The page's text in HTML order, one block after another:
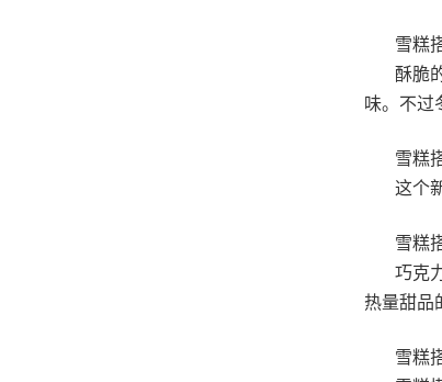
雪糕
酥脆
味。不过
雪糕
这个
雪糕
巧克
热量甜品
雪糕